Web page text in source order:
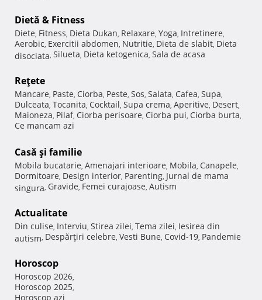
Dietă & Fitness
Diete, Fitness, Dieta Dukan, Relaxare, Yoga, Intretinere,
Aerobic, Exercitii abdomen, Nutritie, Dieta de slabit, Dieta
disociata, Silueta, Dieta ketogenica, Sala de acasa
Reţete
Mancare, Paste, Ciorba, Peste, Sos, Salata, Cafea, Supa,
Dulceata, Tocanita, Cocktail, Supa crema, Aperitive, Desert,
Maioneza, Pilaf, Ciorba perisoare, Ciorba pui, Ciorba burta,
Ce mancam azi
Casă şi familie
Mobila bucatarie, Amenajari interioare, Mobila, Canapele,
Dormitoare, Design interior, Parenting, Jurnal de mama
singura, Gravide, Femei curajoase, Autism
Actualitate
Din culise, Interviu, Stirea zilei, Tema zilei, Iesirea din
autism, Despărţiri celebre, Vesti Bune, Covid-19, Pandemie
Horoscop
Horoscop 2026,
Horoscop 2025,
Horoscop azi